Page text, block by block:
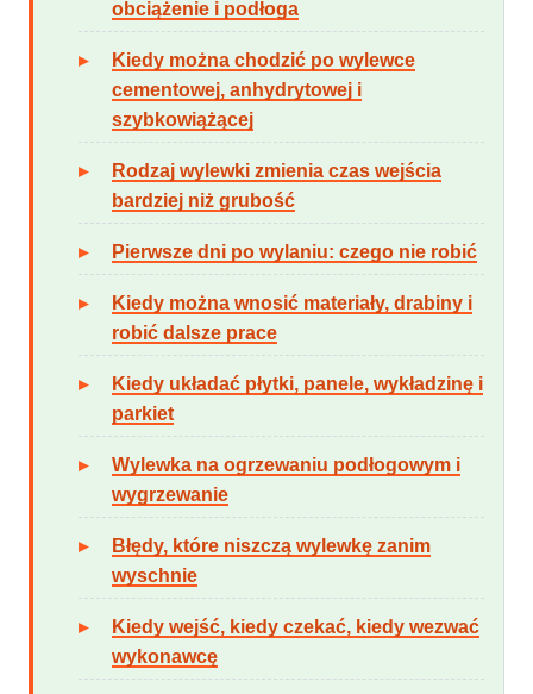
obciążenie i podłoga
Kiedy można chodzić po wylewce
cementowej, anhydrytowej i
szybkowiążącej
Rodzaj wylewki zmienia czas wejścia
bardziej niż grubość
Pierwsze dni po wylaniu: czego nie robić
Kiedy można wnosić materiały, drabiny i
robić dalsze prace
Kiedy układać płytki, panele, wykładzinę i
parkiet
Wylewka na ogrzewaniu podłogowym i
wygrzewanie
Błędy, które niszczą wylewkę zanim
wyschnie
Kiedy wejść, kiedy czekać, kiedy wezwać
wykonawcę